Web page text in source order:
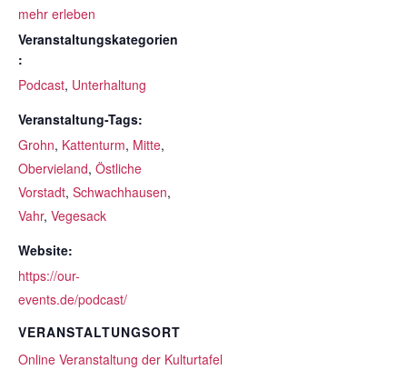
mehr erleben
Veranstaltungskategorien
:
Podcast, Unterhaltung
Veranstaltung-Tags:
Grohn, Kattenturm, Mitte,
Obervieland, Östliche
Vorstadt, Schwachhausen,
Vahr, Vegesack
Website:
https://our-
events.de/podcast/
VERANSTALTUNGSORT
Online Veranstaltung der Kulturtafel